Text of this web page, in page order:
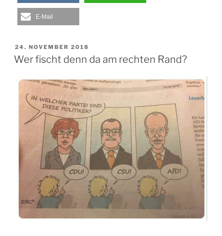
E-Mail
VERÖFFENTLICHT
AM
24. NOVEMBER 2018
Wer fischt denn da am rechten Rand?